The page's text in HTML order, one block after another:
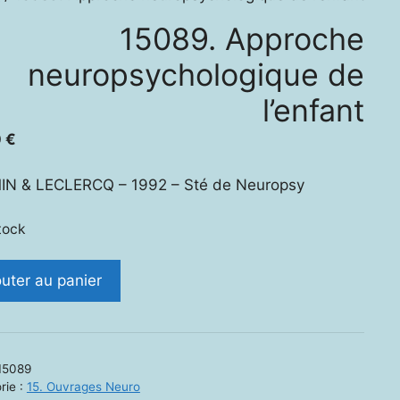
15089. Approche
neuropsychologique de
l’enfant
€
& LECLERCQ – 1992 – Sté de Neuropsy
au panier
: 15. Ouvrages Neuro